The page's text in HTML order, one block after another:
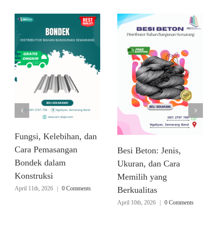
Fungsi, Kelebihan, dan
Cara Pemasangan
Bondek dalam
Konstruksi
April 11th, 2026 0 Comments
Besi Beton: Jenis,
Ukuran, dan Cara
Memilih yang
Berkualitas
April 10th, 2026 0 Comments